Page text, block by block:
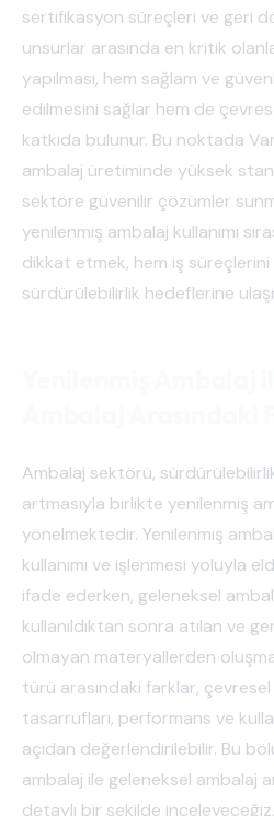
sertifikasyon süreçleri ve geri
unsurlar arasında en kritik
yapılması, hem sağlam ve
edilmesini sağlar hem de
katkıda bulunur. Bu noktada
ambalaj üretiminde yüksek
sektöre güvenilir çözümler
yenilenmiş ambalaj kullanımı
dikkat etmek, hem iş
sürdürülebilirlik hedeflerine
Ambalaj sektörü,
artmasıyla birlikte yenilenmiş
yönelmektedir. Yenilenmiş
kullanımı ve işlenmesi yoluyla
ifade ederken, geleneksel
kullanıldıktan sonra atılan ve
olmayan materyallerden
türü arasındaki farklar,
tasarrufları, performans ve
açıdan değerlendirilebilir. Bu
ambalaj ile geleneksel ambalaj
detaylı bir şekilde inceleyeceğiz.